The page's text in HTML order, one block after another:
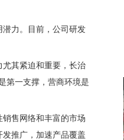
力。目前，公司研发
其紧迫和重要，长治
第一支撑，营商环境是
售网络和丰富的市场
推广，加速产品覆盖